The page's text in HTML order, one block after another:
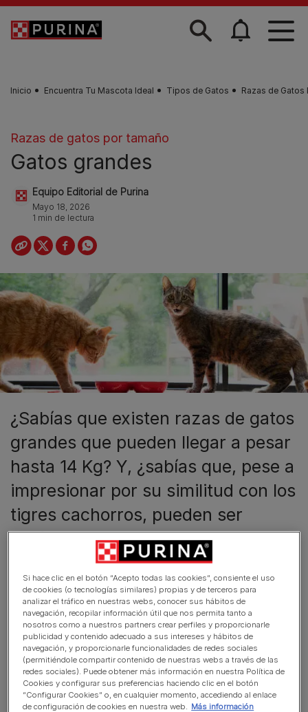
Skip to main content
Inicio Encuentra Tu Mascota Ideal Tipos de Gatos Razas de Gatos
Razas de gatos por tamaño
Gatos grandes
Equipo Editorial de Purina
Mayo 18, 2026
1 min de lectura
¿Sabías que existen razas de gatos
grandes que pueden llegar a pesar
hasta 14 Kg? Y, ¿sabías que, pese a
impresionar por su similitud con los
tigres cachorros, pueden ser
auténticos remansos de paz y
Si hace clic en el botón “Acepto todas las cookies”, consiente el uso
de cookies (o tecnologías similares) propias y de terceros para
analizar el tráfico en nuestras webs, conocer sus hábitos de
navegación, recopilar información útil que nos permita tanto a
nosotros como a nuestros partners crear perfiles y proporcionarle
publicidad y contenido adecuado a sus intereses y hábitos de
navegación, y proporcionarle funcionalidades de redes sociales
(permitiéndole compartir contenido de nuestras webs a través de las
redes sociales). Puede obtener más información en nuestra Política de
Cookies y configurar sus preferencias haciendo clic en el botón
“Configurar Cookies” o, en cualquier momento, accediendo al enlace
de configuración de cookies en nuestra web. Más información